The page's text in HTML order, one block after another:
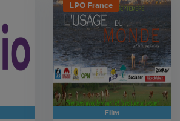
LPO France
Film